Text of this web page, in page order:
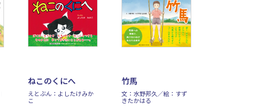
ねこのくにへ
えとぶん：よしたけみか
こ
竹馬
文：水野邦久／絵：すず
きたかはる